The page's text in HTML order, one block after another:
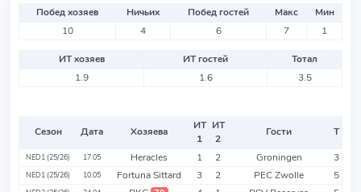
Побед хозяев Ничьих Побед гостей Макс
Мин
10
4 6 7 1
ИТ хозяев ИТ гостей
Тотал
1.9
1.6 3.5
Сезон Дата Хозяева
ИТ
1
ИТ
2
Гости Т
NED1 (25/26) 17.05 Heracles 1 2 Groningen 3
NED1 (25/26) 10.05 Fortuna Sittard 3 2 PEC Zwolle 5